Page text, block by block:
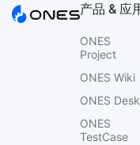
产品 & 应
ONES
Project
ONES Wiki
ONES Desk
ONES
TestCase